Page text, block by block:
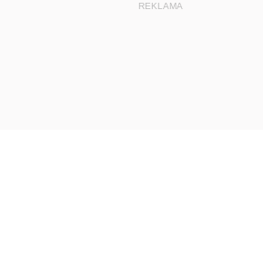
REKLAMA